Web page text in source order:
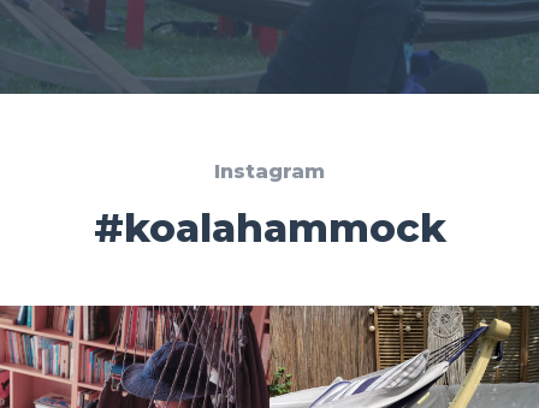
Instagram
#koalahammock